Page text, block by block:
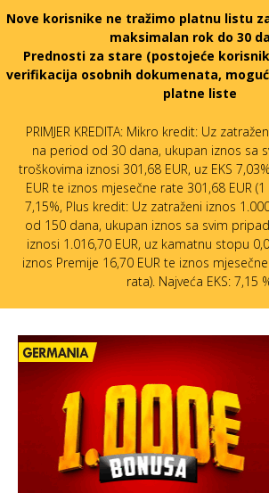
Nove korisnike ne tražimo platnu listu
maksimalan rok do 30
Prednosti za stare (postojeće
verifikacija osobnih dokumenata,
platne liste
PRIMJER KREDITA: Mikro kredit: Uz
na period od 30 dana, ukupan iznos sa
troškovima iznosi 301,68 EUR, uz EKS
EUR te iznos mjesečne rate 301,68 EUR (1
7,15%, Plus kredit: Uz zatraženi iznos
od 150 dana, ukupan iznos sa svim
iznosi 1.016,70 EUR, uz kamatnu stopu
iznos Premije 16,70 EUR te iznos
rata). Najveća EKS: 7,15